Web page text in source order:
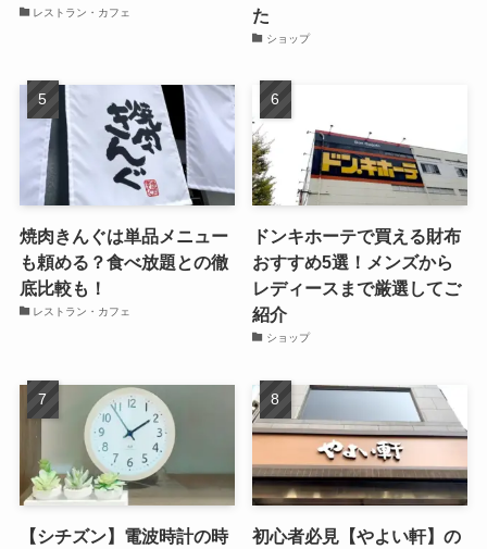
レストラン・カフェ
た
ショップ
焼肉きんぐは単品メニュー
も頼める？食べ放題との徹
底比較も！
レストラン・カフェ
ドンキホーテで買える財布
おすすめ5選！メンズから
レディースまで厳選してご
紹介
ショップ
【シチズン】電波時計の時
初心者必見【やよい軒】の